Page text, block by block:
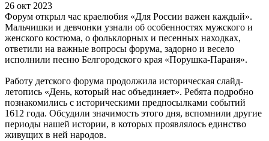
26 окт 2023
Форум открыл час краелюбия «Для России важен каждый».
Мальчишки и девчонки узнали об особенностях мужского и
женского костюма, о фольклорных и песенных находках,
ответили на важные вопросы форума, задорно и весело
исполнили песню Белгородского края «Порушка-Параня».
Работу детского форума продолжила историческая слайд-
летопись «День, который нас объединяет». Ребята подробно
познакомились с историческими предпосылками событий
1612 года. Обсудили значимость этого дня, вспомнили другие
периоды нашей истории, в которых проявлялось единство
живущих в ней народов.